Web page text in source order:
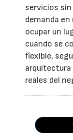
servicios
demanda en
ocupar un
cuando se
flexible,
arquitectura
reales del